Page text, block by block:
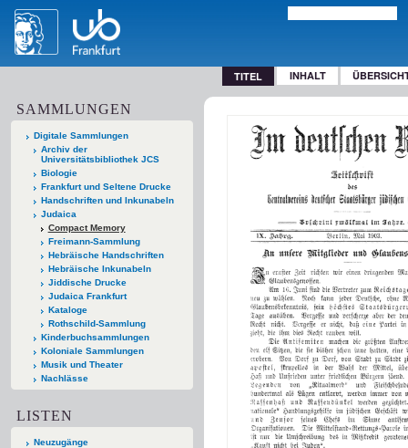
TITEL INHALT
SAMMLUNGEN
Digitale Sammlungen
Archiv der
Universitätsbibliothek JCS
Biologie
Frankfurt und Seltene Drucke
Handschriften und Inkunabeln
Judaica
Compact Memory
Freimann-Sammlung
Hebräische Handschriften
Hebräische Inkunabeln
Jiddische Drucke
Judaica Frankfurt
Kataloge
Rothschild-Sammlung
Kinderbuchsammlungen
Koloniale Sammlungen
Musik und Theater
Nachlässe
LISTEN
Neuzugänge